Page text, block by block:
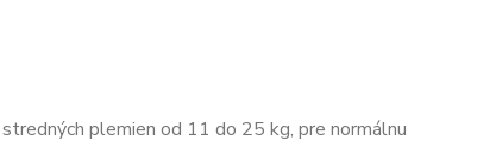
plemien od 11 do 25 kg, pre normálnu